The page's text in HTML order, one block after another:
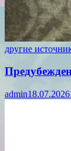
другие
admin18.07.2026